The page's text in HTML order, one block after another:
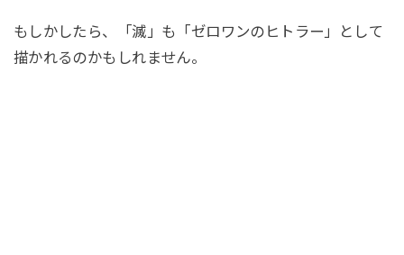
もしかしたら、「滅」も「ゼロワンのヒトラー」として
描かれるのかもしれません。